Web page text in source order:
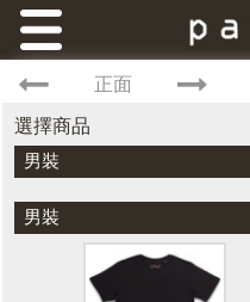
正面
選擇商品
男裝
男裝